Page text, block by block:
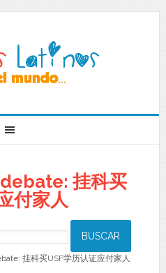
挂科买
付家人
挂科买USF学历认证应付家人